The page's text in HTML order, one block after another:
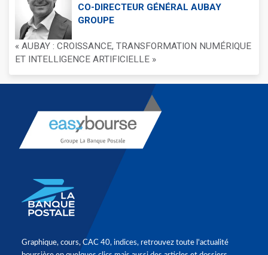
CO-DIRECTEUR GÉNÉRAL AUBAY
GROUPE
« AUBAY : CROISSANCE, TRANSFORMATION NUMÉRIQUE
ET INTELLIGENCE ARTIFICIELLE »
Graphique, cours, CAC 40, indices, retrouvez toute l'actualité